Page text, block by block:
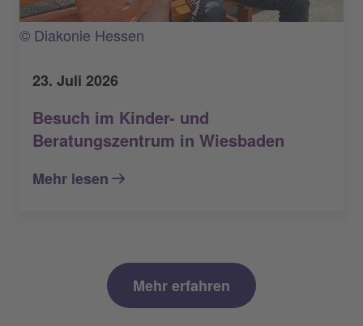
© Diakonie Hessen
23. Juli 2026
Besuch im Kinder- und
Beratungszentrum in Wiesbaden
Mehr lesen
Mehr erfahren